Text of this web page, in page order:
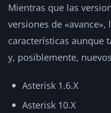
Mientras que las
versiones de
características aunque
y, posiblemente,
Asterisk 1.6.X
Asterisk 10.X